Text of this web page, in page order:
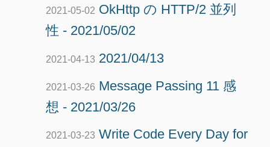
2021-05-02 OkHttp の HTTP/2 並列
性 - 2021/05/02
2021-04-13 2021/04/13
2021-03-26 Message Passing 11 感
想 - 2021/03/26
2021-03-23 Write Code Every Day for